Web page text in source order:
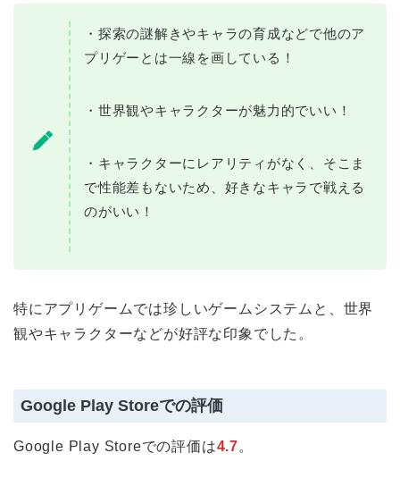
・探索の謎解きやキャラの育成などで他のア
プリゲーとは一線を画している！
・世界観やキャラクターが魅力的でいい！
・キャラクターにレアリティがなく、そこま
で性能差もないため、好きなキャラで戦える
のがいい！
特にアプリゲームでは珍しいゲームシステムと、世界
観やキャラクターなどが好評な印象でした。
Google Play Storeでの評価
Google Play Storeでの評価は4.7。